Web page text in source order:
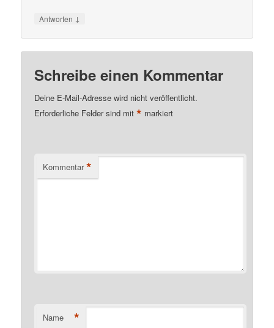
Antworten ↓
Schreibe einen Kommentar
Deine E-Mail-Adresse wird nicht veröffentlicht.
Erforderliche Felder sind mit* markiert
Kommentar *
Name *